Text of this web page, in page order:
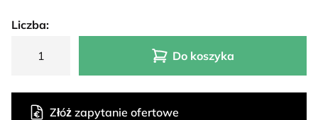
Liczba:
Do koszyka
Złóż zapytanie ofertowe